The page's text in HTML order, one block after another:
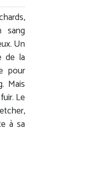
sang
Un
de la
pour
Mais
Le
à sa